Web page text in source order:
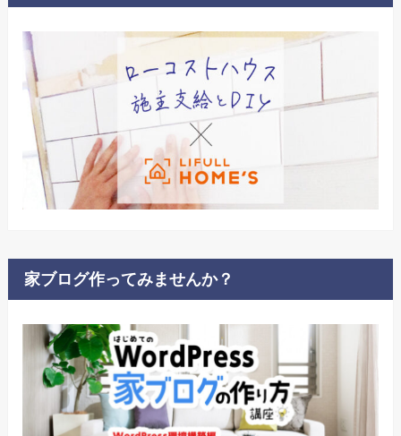
家ブログ作ってみませんか？